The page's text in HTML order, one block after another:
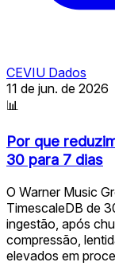
CEVIU Dados
11 de jun. de 2026
📊
Por que
30 para 7 dias
O Warner Music
TimescaleDB de
ingestão, após
compressão,
elevados em